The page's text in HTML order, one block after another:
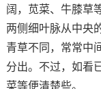
阔，苋菜、牛膝草
两侧细叶脉从中央
青草不同，常常中
分出。不过，如看
菜等便清楚些。